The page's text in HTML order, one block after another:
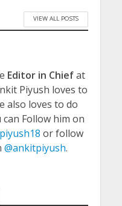
VIEW ALL POSTS
Editor in Chiefat
Piyush loves to
also loves to do
can Follow him on
or follow
@ankitpiyush.